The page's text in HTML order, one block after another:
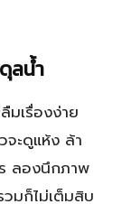
ลน้ำ
มเรื่องง่าย
ะดูแห้ง ล้า
ลองนึกภาพ
มก็ไม่เต็มสิบ